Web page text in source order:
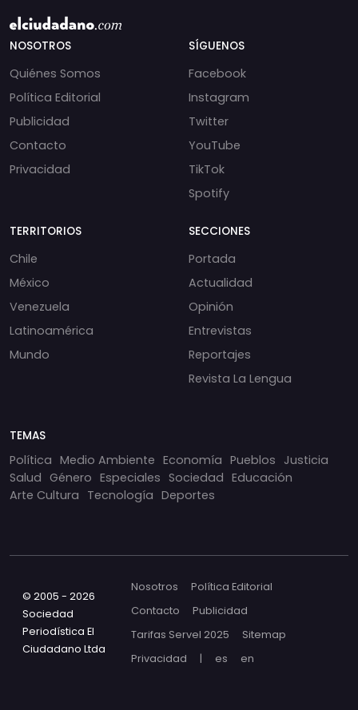
NOSOTROS
Quiénes Somos
Política Editorial
Publicidad
Contacto
Privacidad
SÍGUENOS
Facebook
Instagram
Twitter
YouTube
TikTok
Spotify
TERRITORIOS
Chile
México
Venezuela
Latinoamérica
Mundo
SECCIONES
Portada
Actualidad
Opinión
Entrevistas
Reportajes
Revista La Lengua
TEMAS
Política Medio Ambiente Economía Pueblos Justicia
Salud Género Especiales Sociedad Educación
Arte Cultura Tecnología Deportes
© 2005 - 2026
Sociedad
Periodística El
Ciudadano Ltda
Nosotros
Política Editorial
Contacto
Publicidad
Tarifas Servel 2025
Sitemap
Privacidad
| es en